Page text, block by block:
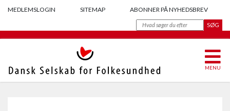
MEDLEMSLOGIN SITEMAP ABONNER PÅ NYHEDSBREV
MENU